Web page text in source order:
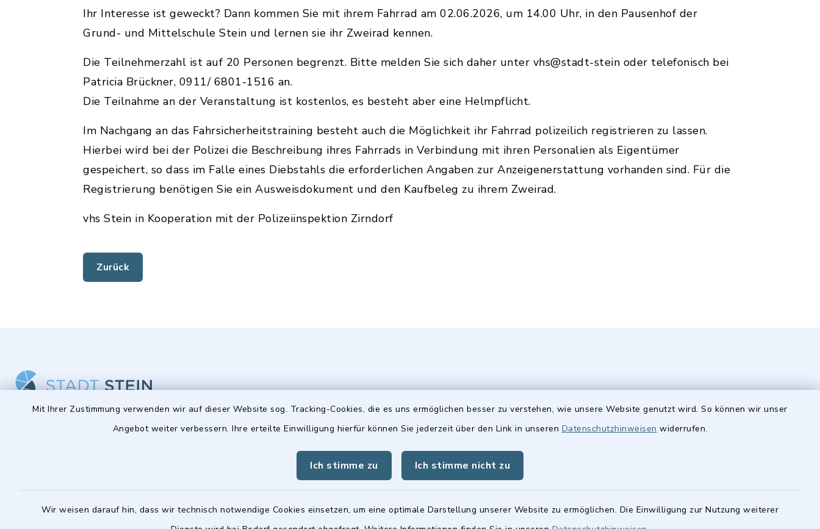
Mit Ihrer Zustimmung verwenden wir auf dieser Website sog. Tracking-Cookies, die es uns ermöglichen besser zu verstehen, wie unsere Website genutzt wird. So können wir unser
Angebot weiter verbessern. Ihre erteilte Einwilligung hierfür können Sie jederzeit über den Link in unseren Datenschutzhinweisen widerrufen.
Ich stimme zu Ich stimme nicht zu
Wir weisen darauf hin, dass wir technisch notwendige Cookies einsetzen, um eine optimale Darstellung unserer Website zu ermöglichen. Die Einwilligung zur Nutzung weiterer
Ihr Interesse ist geweckt? Dann kommen Sie mit ihrem Fahrrad am 02.06.2026, um 14.00 Uhr, in den Pausenhof der
Grund- und Mittelschule Stein und lernen sie ihr Zweirad kennen.
Die Teilnehmerzahl ist auf 20 Personen begrenzt. Bitte melden Sie sich daher unter vhs@stadt-stein oder telefonisch bei
Patricia Brückner, 0911/ 6801-1516 an.
Die Teilnahme an der Veranstaltung ist kostenlos, es besteht aber eine Helmpflicht.
Im Nachgang an das Fahrsicherheitstraining besteht auch die Möglichkeit ihr Fahrrad polizeilich registrieren zu lassen.
Hierbei wird bei der Polizei die Beschreibung ihres Fahrrads in Verbindung mit ihren Personalien als Eigentümer
gespeichert, so dass im Falle eines Diebstahls die erforderlichen Angaben zur Anzeigenerstattung vorhanden sind. Für die
Registrierung benötigen Sie ein Ausweisdokument und den Kaufbeleg zu ihrem Zweirad.
vhs Stein in Kooperation mit der Polizeiinspektion Zirndorf
Zurück
0911 6801-0
Öffnungszeiten
08:00-12:00 Uhr
Montag zusätzlich:
Hinweis
Die Stadtratsitzungen finden im
Frauenwerk, Deutenbacher
Quicklinks
BayernPortal
Landkreis Fürth